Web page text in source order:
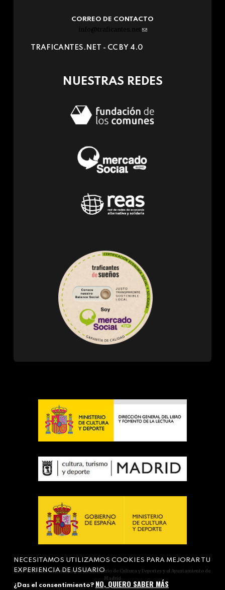
CORREO DE CONTACTO
info@traficantes.net (link
e-
TRAFICANTES.NET - CC BY 4.0
NUESTRAS REDES
Actividad subvencionada por el Ministerio de Cultura y Deportes y el Ayuntamiento de
Madrid
NECESITAMOS UTILIZAMOS COOKIES PARA MEJORAR TU
EXPERIENCIA DE USUARIO
¿Das el consentimiento? NO, QUIERO SABER MÁS